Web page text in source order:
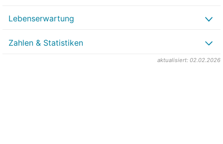
Lebenserwartung
Zahlen & Statistiken
aktualisiert: 02.02.2026